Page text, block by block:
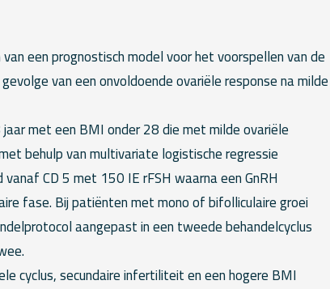
een prognostisch model voor het voorspellen van de
van een onvoldoende ovariële response na milde
met een BMI onder 28 die met milde ovariële
behulp van multivariate logistische regressie
CD 5 met 150 IE rFSH waarna een GnRH
fase. Bij patiënten met mono of bifolliculaire groei
aangepast in een tweede behandelcyclus
cyclus, secundaire infertiliteit en een hogere BMI